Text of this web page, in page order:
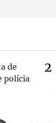
de
polícia